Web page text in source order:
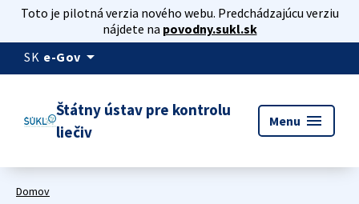
Toto je pilotná verzia nového webu. Predchádzajúcu verziu
nájdete na povodny.sukl.sk
SK e-Gov arrow_drop_down
Štátny ústav pre kontrolu
liečiv
Menu menu
Domov